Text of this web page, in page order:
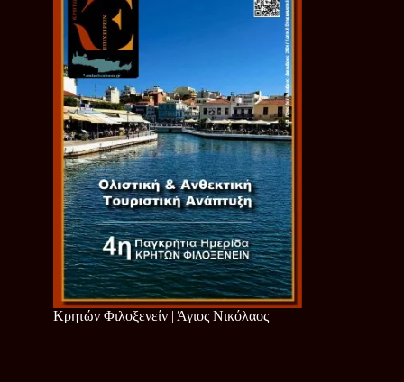
Κρητών Φιλοξενείν | Άγιος Νικόλαος